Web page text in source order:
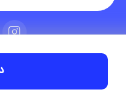
تمامی حقوق مادی و معنوی این